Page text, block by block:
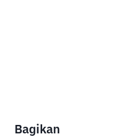
Bagikan